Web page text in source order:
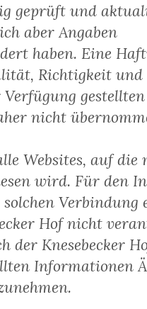
geprüft und
aber Angaben
haben. Eine
Richtigkeit und
gestellten
nicht
Websites, auf die
wird. Für den
Verbindung
Hof nicht
der Knesebecker
Informationen